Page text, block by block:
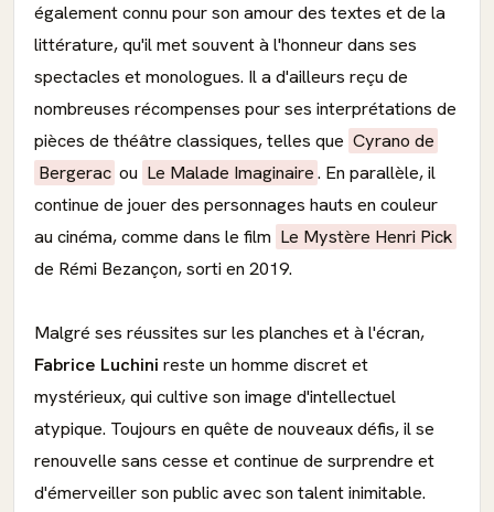
également connu pour son amour des textes et de la
littérature, qu'il met souvent à l'honneur dans ses
spectacles et monologues. Il a d'ailleurs reçu de
nombreuses récompenses pour ses interprétations de
pièces de théâtre classiques, telles que Cyrano de
Bergerac ou Le Malade Imaginaire . En parallèle, il
continue de jouer des personnages hauts en couleur
au cinéma, comme dans le film Le Mystère Henri Pick
de Rémi Bezançon, sorti en 2019.
Malgré ses réussites sur les planches et à l'écran,
Fabrice Luchini reste un homme discret et
mystérieux, qui cultive son image d'intellectuel
atypique. Toujours en quête de nouveaux défis, il se
renouvelle sans cesse et continue de surprendre et
d'émerveiller son public avec son talent inimitable.